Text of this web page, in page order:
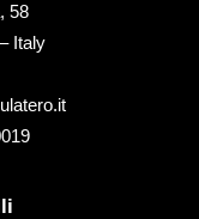
58
Italy